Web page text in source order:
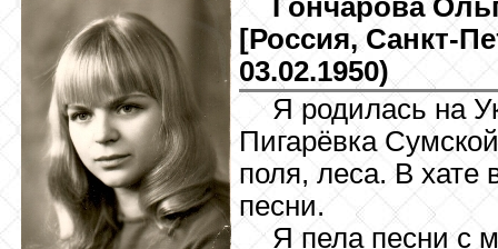
Гончарова
[Россия, Санкт-
03.02.1950)
Я родилась на
Пигарёвка
поля, леса. В хате
песни.
Я пела песни с